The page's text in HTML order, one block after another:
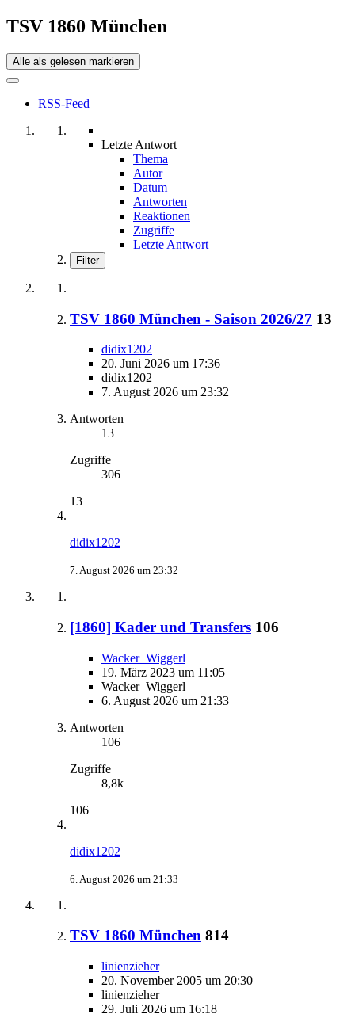
TSV 1860 München
Alle als gelesen markieren
RSS-Feed
Letzte Antwort
Thema
Autor
Datum
Antworten
Reaktionen
Zugriffe
Letzte Antwort
Filter
TSV 1860 München - Saison 2026/27 13
didix1202
20. Juni 2026 um 17:36
didix1202
7. August 2026 um 23:32
Antworten
13
Zugriffe
306
13
didix1202
7. August 2026 um 23:32
[1860] Kader und Transfers 106
Wacker_Wiggerl
19. März 2023 um 11:05
Wacker_Wiggerl
6. August 2026 um 21:33
Antworten
106
Zugriffe
8,8k
106
didix1202
6. August 2026 um 21:33
TSV 1860 München 814
linienzieher
20. November 2005 um 20:30
linienzieher
29. Juli 2026 um 16:18